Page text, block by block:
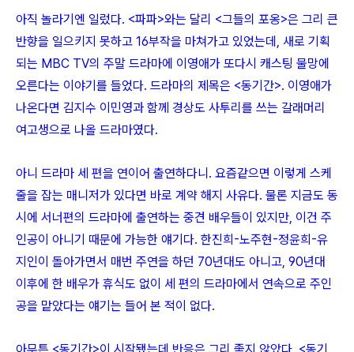
아직 놀라기엔 일렀다. <파파>와는 달리 <그들의 포옹>은 그리 큰
반향을 일으키지 못하고 16부작을 마쳐가고 있었는데, 새로 기획
되는 MBC TV의 주말 드라마에 이영애가 또다시 캐스팅 물망에
오른다는 이야기를 들었다. 드라마의 제목은 <동기간>. 이영애가
나온다면 김지수 이민영과 함께 경상도 사투리를 쓰는 갈래머리
여고생으로 나올 드라마였다.
아니 드라마 세 편을 연이어 출연하다니. 요즘같으면 이렇게 스케
줄을 잡는 매니저가 있다면 바로 계약 해지 사유다. 물론 지금도 동
시에 서너편의 드라마에 출연하는 중견 배우들이 있지만, 이건 주
인공이 아니기 때문에 가능한 얘기다. 한진희-노주현-정윤희-유
지인이 돌아가면서 매번 주연을 하던 70년대도 아니고, 90년대
이후에 한 배우가 휴식도 없이 세 편의 드라마에서 연속으로 주인
공을 맡았다는 얘기는 들어 본 적이 없다.